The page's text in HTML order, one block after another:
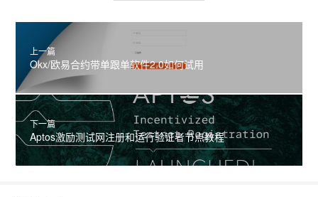
上一篇
Okx/欧易合约带单跟单软件2.0如何试用
下一篇
Aptos激励测试网注册和运行验证者节点教程